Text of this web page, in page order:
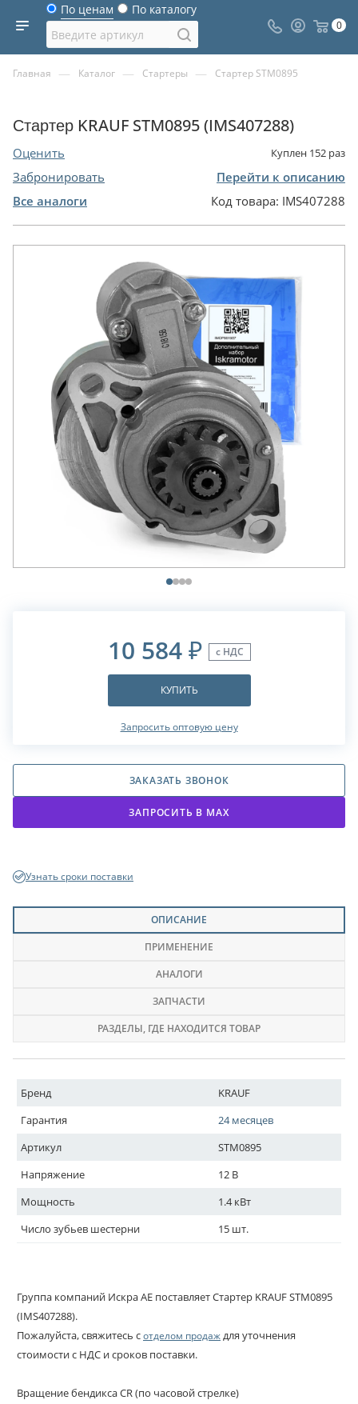
По ценам По каталогу
0
Главная — Каталог — Стартеры — Стартер STM0895
Стартер KRAUF STM0895 (IMS407288)
Оценить Куплен 152 раз
Забронировать
Перейти к описанию
Все аналоги
Код товара: IMS407288
10 584₽ с НДС
КУПИТЬ
Запросить оптовую цену
ЗАКАЗАТЬ ЗВОНОК
ЗАПРОСИТЬ В МАХ
Узнать сроки поставки
ОПИСАНИЕ
ПРИМЕНЕНИЕ
АНАЛОГИ
ЗАПЧАСТИ
РАЗДЕЛЫ, ГДЕ НАХОДИТСЯ ТОВАР
Бренд
KRAUF
Гарантия
24 месяцев
Артикул
STM0895
Напряжение
12 В
Мощность
1.4 кВт
Число зубьев шестерни
15 шт.
Группа компаний Искра АЕ поставляет Стартер KRAUF STM0895
(IMS407288).
Пожалуйста, свяжитесь сотделом продаждля уточнения
стоимости с НДС и сроков поставки.
Вращение бендикса CR (по часовой стрелке)